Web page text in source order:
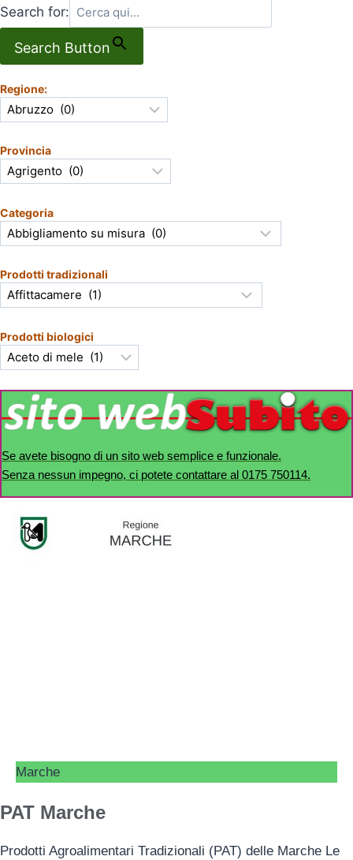
Search for:
Search Button
Regione:
Provincia
Categoria
Prodotti tradizionali
Prodotti biologici
Se avete bisogno di un sito web semplice e funzionale.
Senza nessun impegno, ci potete contattare al 0175 750114.
Marche
PAT Marche
Prodotti Agroalimentari Tradizionali (PAT) delle Marche Le